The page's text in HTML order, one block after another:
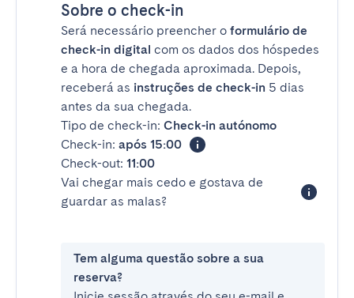
Sobre o check-in
Será necessário preencher o formulário de
check-in digital com os dados dos hóspedes
e a hora de chegada aproximada. Depois,
receberá as instruções de check-in 5 dias
antes da sua chegada.
Tipo de check-in: Check-in autónomo
Check-in: após 15:00
Check-out: 11:00
Vai chegar mais cedo e gostava de
guardar as malas?
Tem alguma questão sobre a sua
reserva?